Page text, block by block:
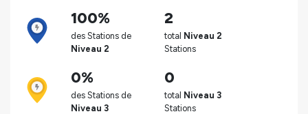
100%
des Stations de
Niveau 2
2
total Niveau 2
Stations
0%
des Stations de
Niveau 3
0
total Niveau 3
Stations